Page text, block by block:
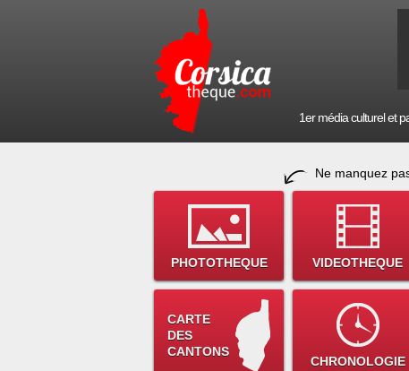
1er média culturel et
Ne manquez
PHOTOTHEQUE VIDEOTHEQUE
CARTE
DES
CANTONS
CHRONOLOGIE